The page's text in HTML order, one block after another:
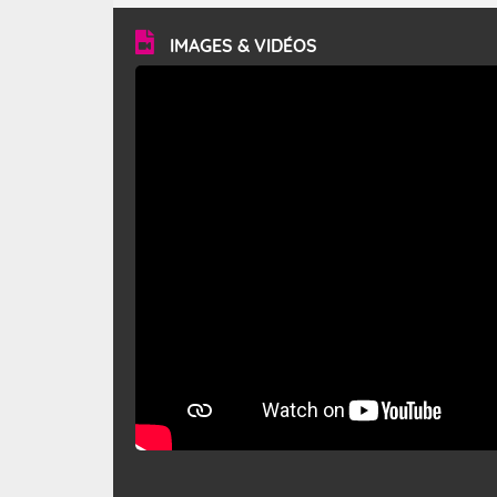
vitesse moyenne de 50 km/h et atteindre 80 à 100 km/h
en rafales, parfois davantage. Il parcourt la basse vallée
du Rhône et la Provence et envahit le littoral
méditerranéen à partir de la Camargue.
IMAGES & VIDÉOS